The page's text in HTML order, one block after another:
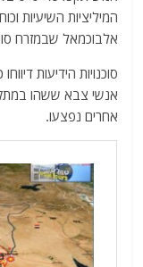
at
s
A
p
p
e
g
ra
m
l
המיליציות השיעיות
אלבוכמאל שבמזרח
אנשי צבא ששהו
אחרים נפצעו.